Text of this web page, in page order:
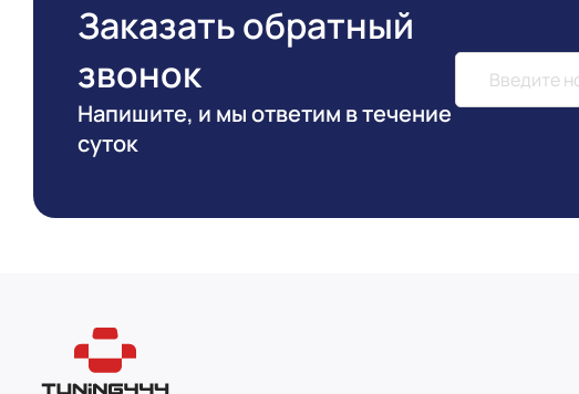
Заказать обратный
звонок
Напишите, и мы ответим в течение
суток